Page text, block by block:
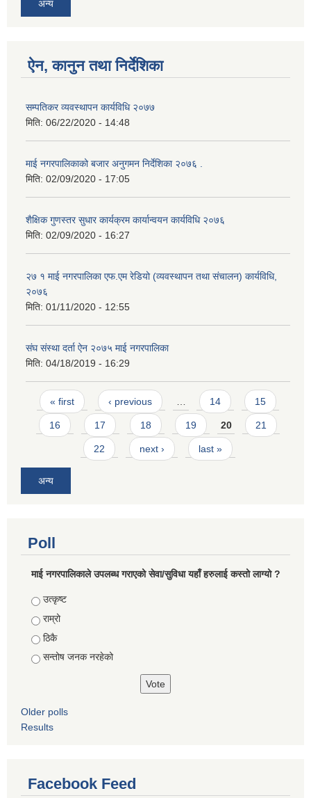
अन्य
ऐन, कानुन तथा निर्देशिका
सम्पतिकर व्यवस्थापन कार्यविधि २०७७
मिति: 06/22/2020 - 14:48
माई नगरपालिकाको बजार अनुगमन निर्देशिका २०७६ .
मिति: 02/09/2020 - 17:05
शैक्षिक गुणस्तर सुधार कार्यक्रम कार्यान्वयन कार्यविधि २०७६
मिति: 02/09/2020 - 16:27
२७ १ माई नगरपालिका एफ.एम रेडियो (व्यवस्थापन तथा संचालन) कार्यविधि,
२०७६
मिति: 01/11/2020 - 12:55
संघ संस्था दर्ता ऐन २०७५ माई नगरपालिका
मिति: 04/18/2019 - 16:29
Pages
« first ‹ previous 14 15
16 17 18 19 20 21
22 next › last »
अन्य
Poll
माई नगरपालिकाले उपलब्ध गराएको सेवा/सुविधा यहाँ हरुलाई कस्तो लाग्यो ?
Choices
उत्कृष्ट
राम्रो
ठिकै
सन्तोष जनक नरहेको
Older polls
Results
Facebook Feed